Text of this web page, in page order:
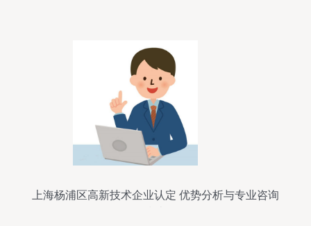
上海杨浦区高新技术企业认定 优势分析与专业咨询